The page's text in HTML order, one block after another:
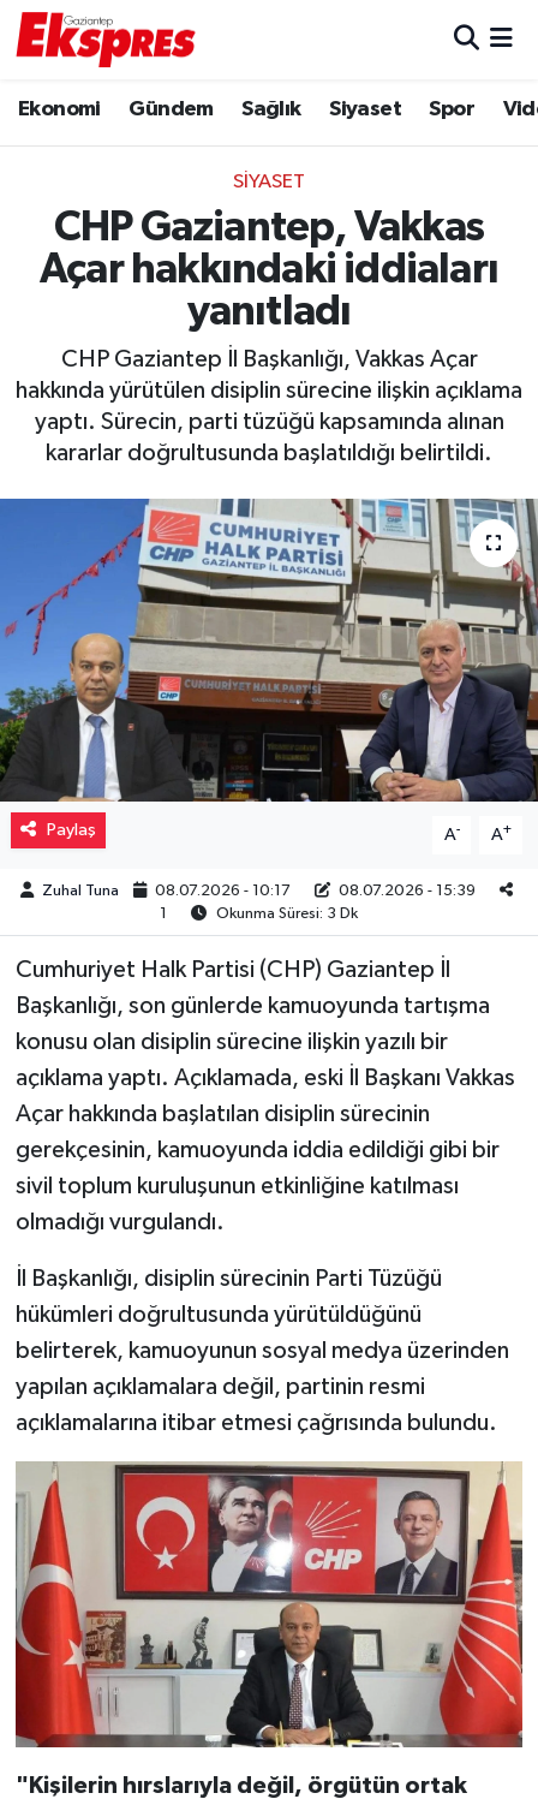
Ekonomi Gündem Sağlık Siyaset Spor
SIYASET
CHP Gaziantep, Vakkas
Açar hakkındaki iddiaları
yanıtladı
CHP Gaziantep İl Başkanlığı, Vakkas Açar
hakkında yürütülen disiplin sürecine ilişkin açıklama
yaptı. Sürecin, parti tüzüğü kapsamında alınan
kararlar doğrultusunda başlatıldığı belirtildi.
Paylaş A- A+
Zuhal Tuna 08.07.2026 - 10:17
08.07.2026 - 15:39
1
Okunma Süresi: 3 Dk
Cumhuriyet Halk Partisi (CHP) Gaziantep İl
Başkanlığı, son günlerde kamuoyunda tartışma
konusu olan disiplin sürecine ilişkin yazılı bir
açıklama yaptı. Açıklamada, eski İl Başkanı Vakkas
Açar hakkında başlatılan disiplin sürecinin
gerekçesinin, kamuoyunda iddia edildiği gibi bir
sivil toplum kuruluşunun etkinliğine katılması
olmadığı vurgulandı.
İl Başkanlığı, disiplin sürecinin Parti Tüzüğü
hükümleri doğrultusunda yürütüldüğünü
belirterek, kamuoyunun sosyal medya üzerinden
yapılan açıklamalara değil, partinin resmi
açıklamalarına itibar etmesi çağrısında bulundu.
"Kişilerin hırslarıyla değil, örgütün ortak
Ekonomi
Gaziantep son dakika
Genel
Haberler
Kültür Sanat
Magazin
Müzik
Piyasa
Resmi İlanlar
Sağlık
Sinemalar
Siyaset
Teknoloji
Türkiye
Yaşam
Yemek
Trafik Durumu
Puan Durumu ve Fikstür
Tüm Manşetler
Son Dakika Haberleri
Haber Arşivi